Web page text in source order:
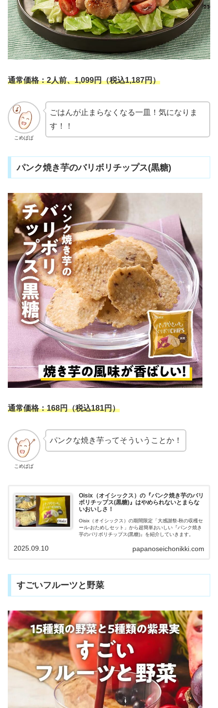
通常価格：2人前、1,099円（税込1,187円）
こめぱぱ
ごはんが止まらなくなる一皿！気になりま
す！！
パンク焼き芋のバリボリチップス(黒糖)
通常価格：168円（税込181円）
こめぱぱ
パンクな焼き芋ってそういうことか！
Oisix（オイシックス）の『パンク焼き芋のバリ
ボリチップス(黒糖)』はやめられないとまらな
いおいしさ！
Oisix（オイシックス）の期間限定「大感謝祭-秋の収穫セ
ール-おためしセット」から超簡単おいしい『パンク焼き
芋のバリボリチップス(黒糖)』を紹介していきます。
papanoseichonikki.com
2025.09.10
すごいフルーツと野菜